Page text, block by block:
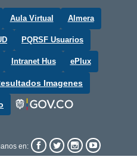
Aula Virtual Almera
PQRSF Usuarios
Intranet Hus ePlux
Imagenes
en:    